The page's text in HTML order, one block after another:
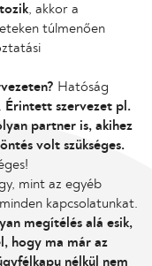
, akkor a
túlmenően
Hatóság
Érintett szervezet pl.
partner is, akihez
volt szükséges.
mint az egyéb
kapcsolatunkat.
megítélés alá esik,
hogy ma már az
nélkül nem